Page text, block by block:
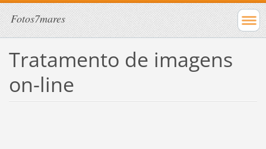
Fotos7mares
Tratamento de imagens
on-line